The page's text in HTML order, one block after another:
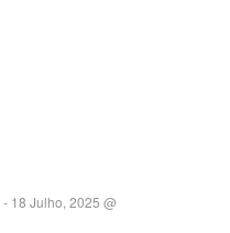
- 18 Julho, 2025 @